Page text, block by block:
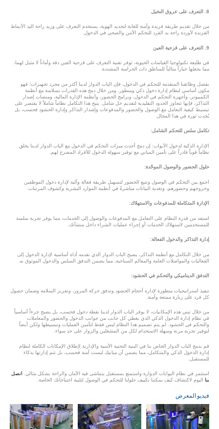
8. التعرف على عروق النخيل
من خلال تقديم طريقة فريدة وآمنة للغاية لتحديد الهوية، يستخدم التعرف على وريد راحة اليد الأنماط
الفريدة لأوردة راحة يد الفرد للتحكم الآمن والصحي في الدخول.
9. التعرف على قزحية العين
في طليعة تكنولوجيا القياسات الحيوية، توفر تقنية التعرف على قزحية العين دقة وأماناً لا مثيل لهما،
مما يجعلها خياراً مثالياً للمناطق ذات الحراسة المشددة.
بفضل وظائفنا المتقدمة للتحكم في الدخول، فإن الباب الدوار لدينا أكثر من مجرد تجهيزات؛ فهو
مكون أساسي لنظام إدارة دخول ذكي ومتطور. ومن خلال دمج هذه القدرات بسلاسة مع أنظمة
الكمبيوتر، وأجهزة التحكم في الدخول، وبرامج الحضور، وأنظمة الإدارة المالية، ومنصات إصدار
التذاكر، فإنها تتجاوز الحدود التقليدية لتقديم حل شامل. يتيح هذا التكامل نظاماً شاملاً لا يقتصر على
تبسيط كيفية التعامل مع الوصول والحضور والمدفوعات وإصدار التذاكر وإدارة الحشود فحسب، بل
يُحدث ثورة في هذا المجال.
تكامل سلس للتحكم الشامل:
الإدارة الذكية لدخول الأبواب: إن دمج أحدث ميزات التحكم في الدخول مع الباب الدوار لدينا يخلق
نظاماً قوياً قادراً على تأمين المباني مع توفير سهولة الدخول للأفراد المصرح لهم.
حلول الحضور والوصول الموحّدة:
اجمع بين التحكم في الوصول وتتبع الحضور لتسهيل طريقة فعالة وآلية لإدارة دخول الموظفين
وخروجهم وحضورهم، وتغذية البيانات مباشرةً في أنظمة الموارد البشرية وكشوف المرتبات.
الإدارة المتكاملة للمدفوعات والاستهلاك:
استفد من قدرة النظام على التعامل مع المدفوعات والوصول إلى الخدمات، مما يوفر تجربة سلسة
للمستخدمين لاستهلاك الخدمات أو إجراء عمليات الشراء داخل منشأتك.
إدارة التذاكر والدخول الفعالة:
من خلال التكامل مع أنظمة التذاكر، يصبح الباب الدوار الذي نقدمه أداة أساسية لإدارة الدخول إلى
الفعاليات والمواصلات العامة والمعالم السياحية، مما يضمن التدفق السلس والدخول الموثوق به.
التدفق الديناميكي والتحكم في الحشود:
تنفيذ استراتيجيات متطورة لإدارة أحجام الحشود وتدفق حركة المرور، وتعزيز السلامة وضمان حصول
كل فرد على زيارة ممتعة وآمنة.
من خلال تبني هذه الإمكانيات، لا يوفر الباب الدوار لدينا نقطة دخول فحسب، بل يصبح جزءاً أساسياً
في نظام إدارة الدخول الذكي الذي يغطي كل جانب من جوانب الدخول والحضور والمعاملات
والتحكم في الحشود. لم يتم تصميم هذا النظام ليس فقط لتأمين العمليات وتبسيطها ولكن أيضاً
لتوفير تجربة مرنة وسهلة الاستخدام لكل من المشغلين والزوار على حد سواء.
قم بدمج الباب الدوار الخاص بنا في البنية التحتية الأمنية والإدارية لإطلاق الإمكانات الكاملة لنظام
إدارة الدخول الذكي والمتكامل، مما يضمن أن مبانيك ليست آمنة فحسب، بل تتم إدارتها بذكاء
للمستقبل.
استثمر في نظام البوابات الدوارة واستمتع بمستقبل يتماشى فيه الأمان والراحة بشكل مثالي.
اتصل
بنا اليوم لاكتشاف كيف يمكننا تكييف حلولنا للتحكم في الوصول لتلبية احتياجاتك الخاصة.
فيديو المعرض